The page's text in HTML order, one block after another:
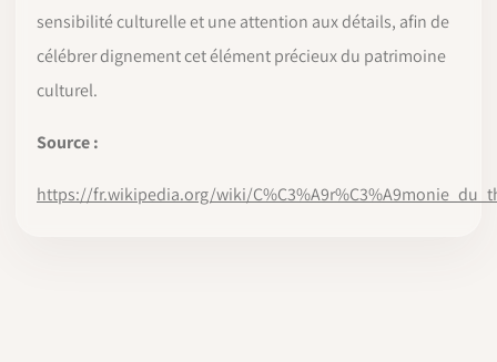
sensibilité culturelle et une attention aux détails, afin de
célébrer dignement cet élément précieux du patrimoine
culturel.
Source :
https://fr.wikipedia.org/wiki/